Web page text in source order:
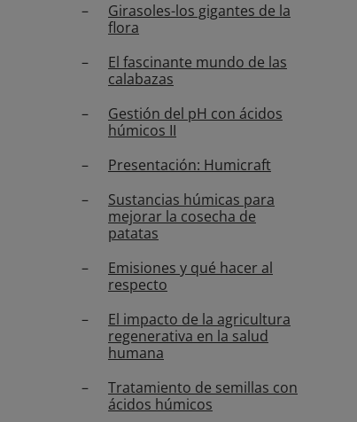
Girasoles-los gigantes de la
flora
El fascinante mundo de las
calabazas
Gestión del pH con ácidos
húmicos II
Presentación: Humicraft
Sustancias húmicas para
mejorar la cosecha de
patatas
Emisiones y qué hacer al
respecto
El impacto de la agricultura
regenerativa en la salud
humana
Tratamiento de semillas con
ácidos húmicos